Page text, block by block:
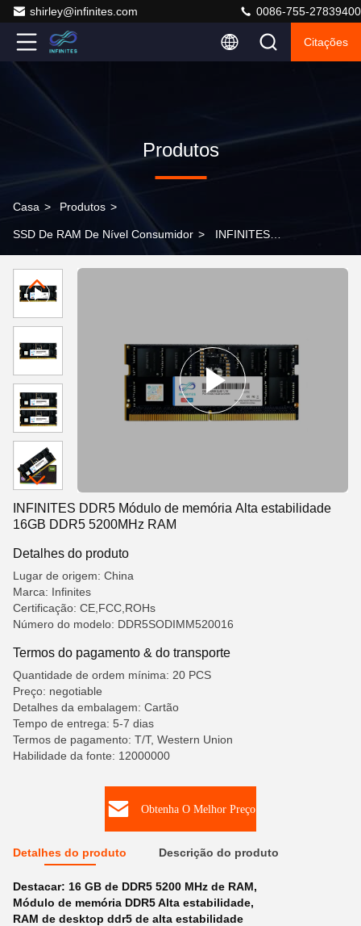
shirley@infinites.com 0086-755-27839400
Citações
Produtos
Casa > Produtos >
SSD De RAM De Nível Consumidor > INFINITES
5200MHz RAM
INFINITES DDR5 Módulo de memória Alta estabilidade
16GB DDR5 5200MHz RAM
Detalhes do produto
Lugar de origem: China
Marca: Infinites
Certificação: CE,FCC,ROHs
Número do modelo: DDR5SODIMM520016
Termos do pagamento & do transporte
Quantidade de ordem mínima: 20 PCS
Preço: negotiable
Detalhes da embalagem: Cartão
Tempo de entrega: 5-7 dias
Termos de pagamento: T/T, Western Union
Habilidade da fonte: 12000000
Obtenha O Melhor Preço
Detalhes do produto Descrição do produto
Destacar: 16 GB de DDR5 5200 MHz de RAM,
Módulo de memória DDR5 Alta estabilidade,
RAM de desktop ddr5 de alta estabilidade